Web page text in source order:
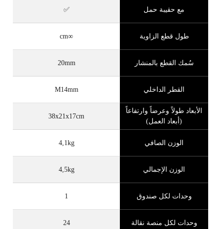
مع حقيبة حمل ✅
طول قطع الزاوية ∞cm
سُمك القطع بالمنشار 20mm
القطر الداخلي M14mm
الأبعاد طولاً وعرضاً وارتفاعاً
(أبعاد العمل)
38x21x17cm
الوزن الصافي 4,1kg
الوزن الإجمالي 4,5kg
وحدات لكل صندوق 1
وحدات لكل منصة نقالة 24